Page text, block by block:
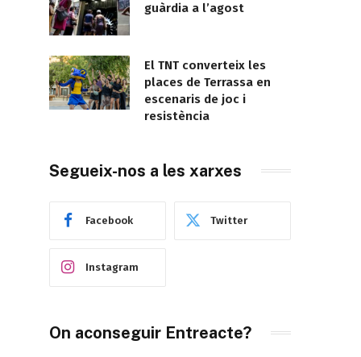
guàrdia a l’agost
El TNT converteix les
places de Terrassa en
escenaris de joc i
resistència
Segueix-nos a les xarxes
Facebook Twitter
Instagram
On aconseguir Entreacte?